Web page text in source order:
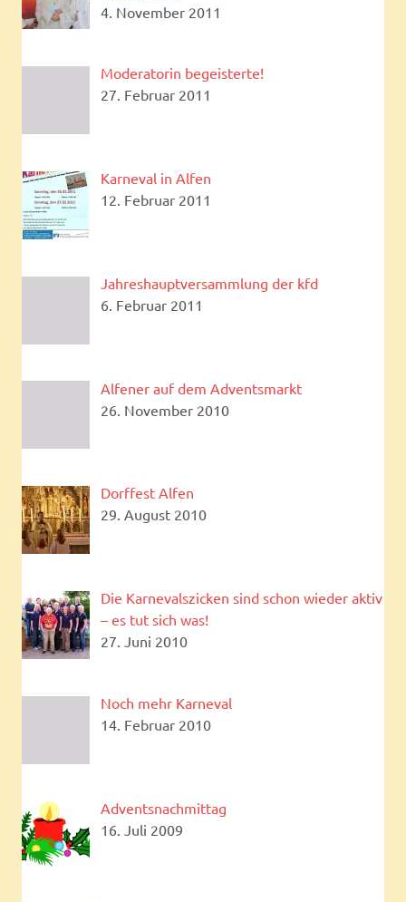
4. November 2011
Moderatorin begeisterte!
27. Februar 2011
Karneval in Alfen
12. Februar 2011
Jahreshauptversammlung der kfd
6. Februar 2011
Alfener auf dem Adventsmarkt
26. November 2010
Dorffest Alfen
29. August 2010
Die Karnevalszicken sind schon wieder aktiv
– es tut sich was!
27. Juni 2010
Noch mehr Karneval
14. Februar 2010
Adventsnachmittag
16. Juli 2009